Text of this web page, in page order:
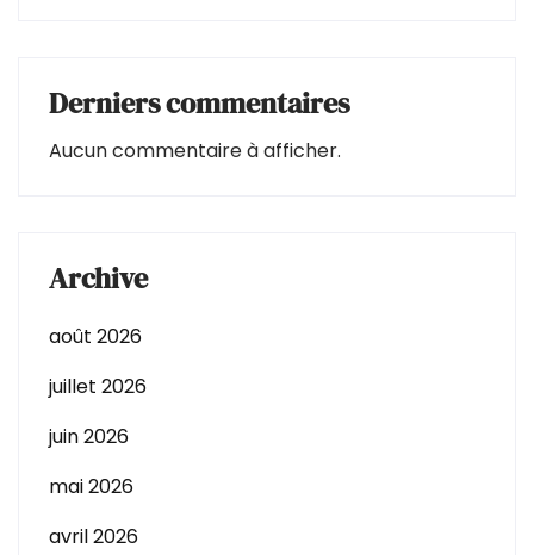
Derniers commentaires
Aucun commentaire à afficher.
Archive
août 2026
juillet 2026
juin 2026
mai 2026
avril 2026